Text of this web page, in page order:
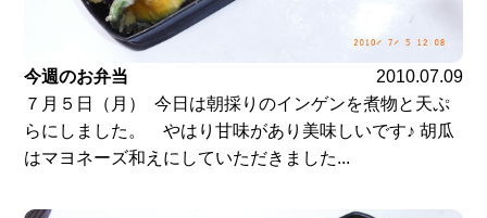
今週のお弁当
2010.07.09
７月５日（月） 今日は朝採りのインゲンを煮物と天ぷ
らにしました。 やはり甘味があり美味しいです♪ 胡瓜
はマヨネーズ和えにしていただきました...